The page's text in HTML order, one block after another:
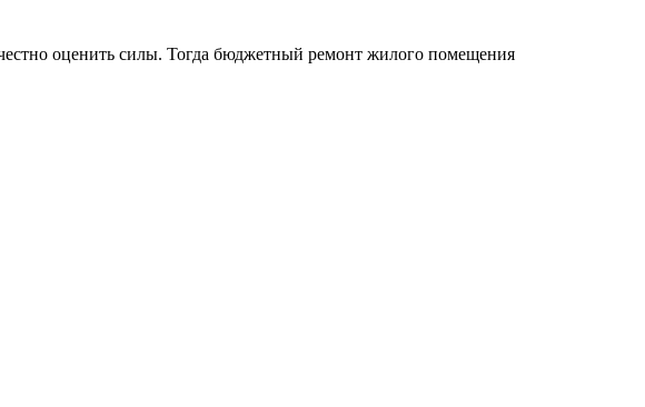
оценить силы. Тогда бюджетный ремонт жилого помещения